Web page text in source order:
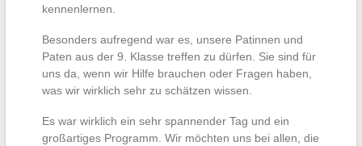
kennenlernen.
Besonders aufregend war es, unsere Patinnen und
Paten aus der 9. Klasse treffen zu dürfen. Sie sind für
uns da, wenn wir Hilfe brauchen oder Fragen haben,
was wir wirklich sehr zu schätzen wissen.
Es war wirklich ein sehr spannender Tag und ein
großartiges Programm. Wir möchten uns bei allen, die